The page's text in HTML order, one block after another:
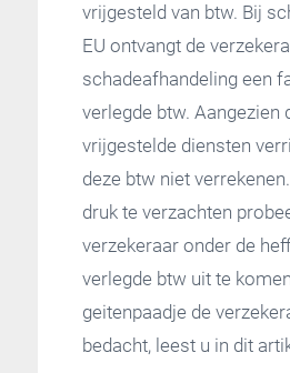
vrijgesteld van btw. Bij
EU ontvangt de
schadeafhandeling een
verlegde btw. Aangezien
vrijgestelde diensten
deze btw niet
druk te verzachten
verzekeraar onder de
verlegde btw uit te
geitenpaadje de
bedacht, leest u in dit